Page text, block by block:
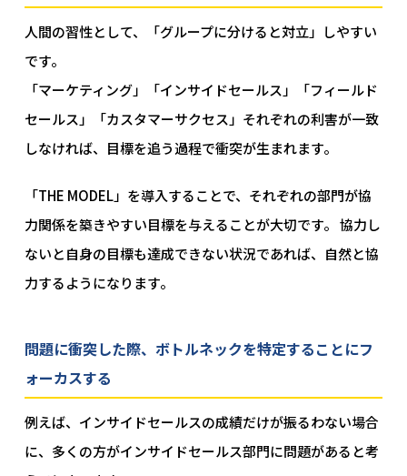
人間の習性として、「グループに分けると対立」しやすい
です。
「マーケティング」「インサイドセールス」「フィールド
セールス」「カスタマーサクセス」それぞれの利害が一致
しなければ、目標を追う過程で衝突が生まれます。
「THE MODEL」を導入することで、それぞれの部門が協
力関係を築きやすい目標を与えることが大切です。 協力し
ないと自身の目標も達成できない状況であれば、自然と協
力するようになります。
問題に衝突した際、ボトルネックを特定することにフ
ォーカスする
例えば、インサイドセールスの成績だけが振るわない場合
に、多くの方がインサイドセールス部門に問題があると考